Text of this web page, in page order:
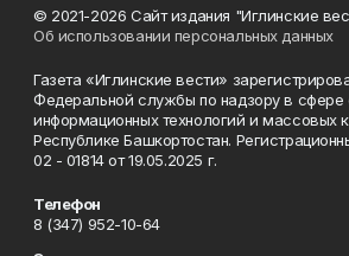
© 2021-2026 Сайт издания "Иглинские
Об использовании персональных данных
Газета «Иглинские вести»
Федеральной службы по надзору в сфере
информационных технологий и массовых
Республике Башкортостан.
02 - 01814 от 19.05.2025 г.
Телефон
8 (347) 952-10-64